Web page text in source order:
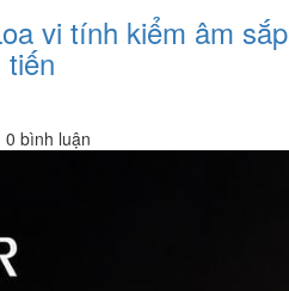
vi tính kiểm âm sắp
0 bình luận